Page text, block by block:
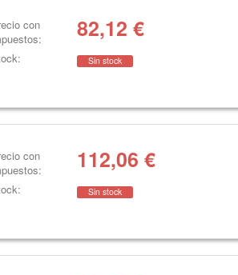
con
82,12 €
Sin stock
con
112,06 €
Sin stock